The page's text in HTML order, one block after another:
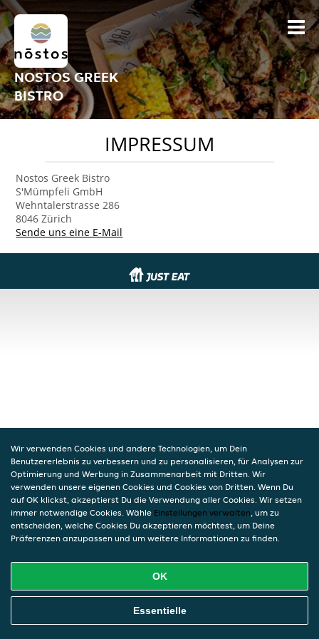
NOSTOS GREEK
BISTRO
IMPRESSUM
Nostos Greek Bistro
S'Mümpfeli GmbH
Wehntalerstrasse 286
8046 Zürich
Sende uns eine E-Mail
Wir verwenden Cookies und andere Technologien, um Dein
Benutzererlebnis zu verbessern und zu personalisieren, für Analysen zur
Optimierung und Werbung in Zusammenarbeit mit Dritten. Wir
verwenden unsere eigenen Cookies und Cookies von Dritten. Wenn Du
auf OK klickst, akzeptierst Du die Verwendung aller Cookies. Wir setzen
immer notwendige Cookies. Wähle Einstellungen verwalten, um zu
entscheiden, welche Cookies Du akzeptieren möchtest, um Deine
Präferenzen anzupassen und um weitere Informationen zu finden.
OK
Essentielle